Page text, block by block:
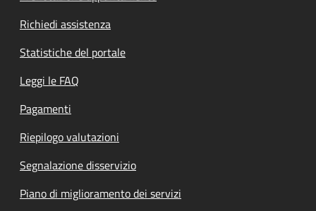
Richiedi assistenza
Statistiche del portale
Leggi le FAQ
Pagamenti
Riepilogo valutazioni
Segnalazione disservizio
Piano di miglioramento dei servizi